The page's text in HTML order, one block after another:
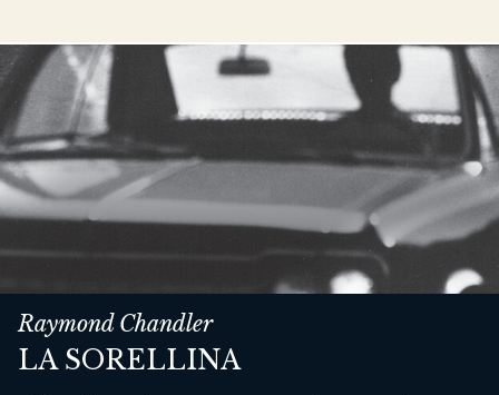
Raymond Chandler
LA SORELLINA